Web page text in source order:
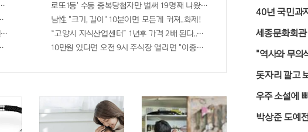
" 싹쓰리 완판!! 왜 난리났나 봤더니..경악!
해져..헉!
!
수해라!!
로또1등' 수동 중복당첨자만 벌써 19명째 나왔다.
남性 "크기, 길이" 10분이면 모든게 커져..화제!
“고양시 지식산업센터” 1년후 가격 2배 된다..이유는?
10만원 있다면 오전 9시 주식장 열리면 "이종목" 바
40년 국민과
세종문화회
"역사와 무의
돗자리 깔고
우주 소설에
박상준 도예